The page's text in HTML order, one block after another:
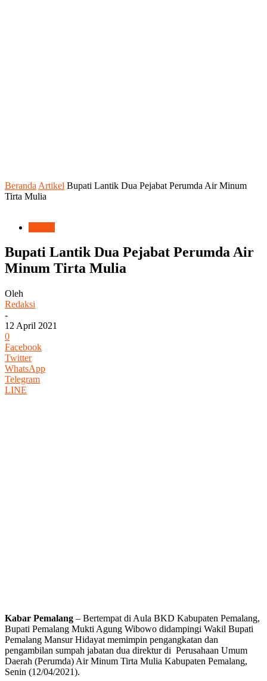
Beranda Artikel Bupati Lantik Dua Pejabat Perumda Air Minum
Tirta Mulia
Bupati Lantik Dua Pejabat Perumda Air
Minum Tirta Mulia
Oleh
Redaksi
-
12 April 2021
0
Facebook
Twitter
WhatsApp
Telegram
LINE
Kabar Pemalang – Bertempat di Aula BKD Kabupaten Pemalang,
Bupati Pemalang Mukti Agung Wibowo didampingi Wakil Bupati
Pemalang Mansur Hidayat memimpin pengangkatan dan
pengambilan sumpah jabatan dua direktur di Perusahaan Umum
Daerah (Perumda) Air Minum Tirta Mulia Kabupaten Pemalang,
Senin (12/04/2021).